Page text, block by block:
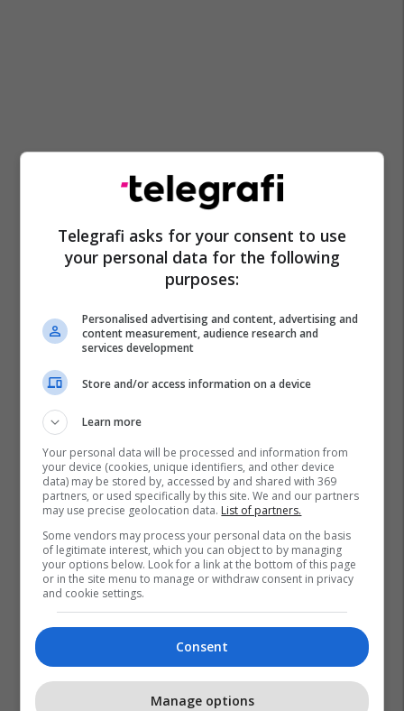
Kf Dinamo Ferizaj
Telegrafi asks for your consent to use
your personal data for the following
purposes:
Personalised advertising and content, advertising and
content measurement, audience research and
services development
Store and/or access information on a device
Learn more
Your personal data will be processed and information from
your device (cookies, unique identifiers, and other device
data) may be stored by, accessed by and shared with 369
partners, or used specifically by this site. We and our partners
may use precise geolocation data. List of partners.
Some vendors may process your personal data on the basis
of legitimate interest, which you can object to by managing
your options below. Look for a link at the bottom of this page
or in the site menu to manage or withdraw consent in privacy
and cookie settings.
Consent
Manage options